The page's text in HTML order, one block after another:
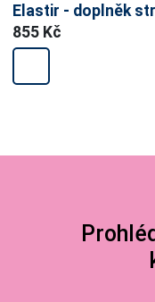
Elastir - doplněk
855 Kč